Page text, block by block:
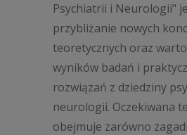
Psychiatrii i Neurologii"
przybliżanie nowych
teoretycznych oraz
wyników badań i
rozwiązań z dziedziny
neurologii. Oczekiwana
obejmuje zarówno